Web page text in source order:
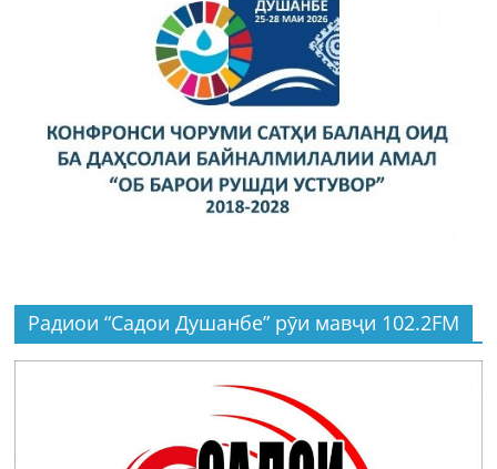
Радиои “Садои Душанбе” рӯи мавҷи 102.2FM